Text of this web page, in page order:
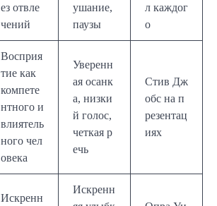
ез отвле
чений
ушание,
паузы
л каждог
о
Восприя
тие как
компете
нтного и
влиятель
ного чел
овека
Уверенн
ая осанк
а, низки
й голос,
четкая р
ечь
Стив Дж
обс на п
резентац
иях
Искренн
Искренн